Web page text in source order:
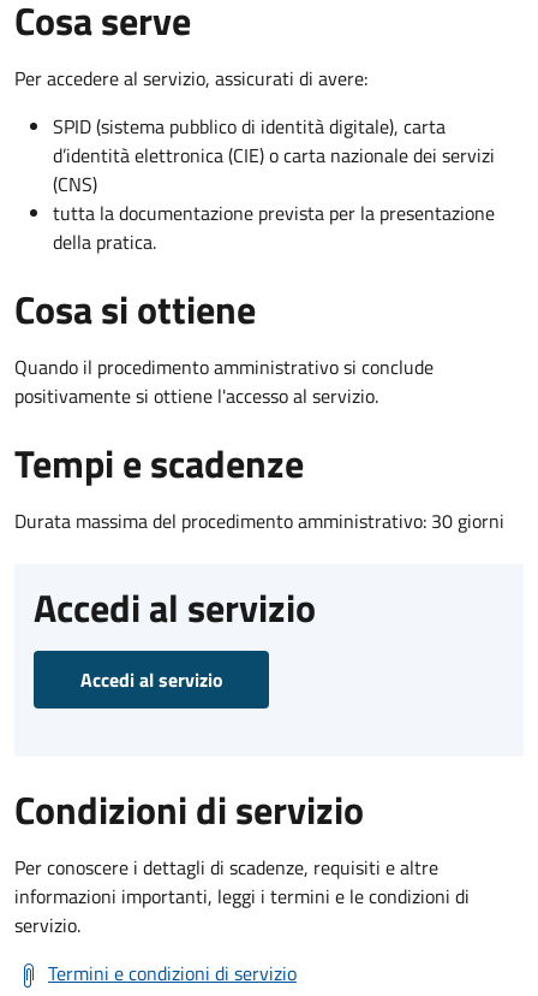
Cosa serve
Per accedere al servizio, assicurati di avere:
SPID (sistema pubblico di identità digitale), carta
d’identità elettronica (CIE) o carta nazionale dei servizi
(CNS)
tutta la documentazione prevista per la presentazione
della pratica.
Cosa si ottiene
Quando il procedimento amministrativo si conclude
positivamente si ottiene l'accesso al servizio.
Tempi e scadenze
Durata massima del procedimento amministrativo: 30 giorni
Accedi al servizio
Accedi al servizio
Condizioni di servizio
Per conoscere i dettagli di scadenze, requisiti e altre
informazioni importanti, leggi i termini e le condizioni di
servizio.
Termini e condizioni di servizio